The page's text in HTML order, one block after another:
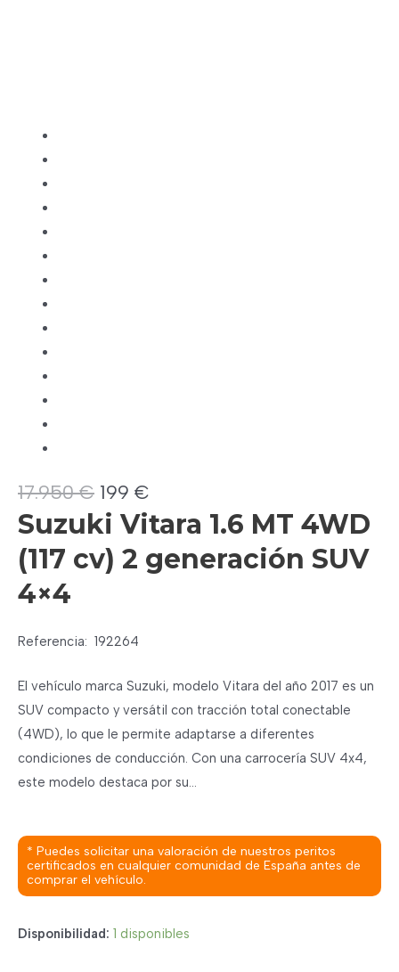
17.950€ El
precio
original
era:
199 €
precio
actual
es:
Suzuki Vitara 1.6 MT 4WD
(117 cv) 2 generación SUV
4×4
Referencia: 192264
El vehículo marca Suzuki, modelo Vitara del año 2017 es un
SUV compacto y versátil con tracción total conectable
(4WD), lo que le permite adaptarse a diferentes
condiciones de conducción. Con una carrocería SUV 4x4,
este modelo destaca por su…
* Puedes solicitar una valoración de nuestros peritos
certificados en cualquier comunidad de España antes de
comprar el vehículo.
Disponibilidad: 1 disponibles